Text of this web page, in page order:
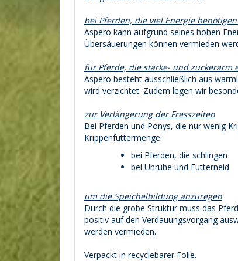
bei Pferden, die viel Energie
Aspero kann aufgrund seines hohen
Übersäuerungen können vermieden
für Pferde, die stärke- und zuckerarm
Aspero besteht ausschließlich aus
wird verzichtet. Zudem legen wir
zur Verlängerung der Fresszeiten
Bei Pferden und Ponys, die nur wenig
Krippenfuttermenge.
bei Pferden, die schlingen
bei Unruhe und Futterneid
um die Speichelbildung anzuregen
Durch die grobe Struktur muss das
positiv auf den Verdauungsvorgang
werden vermieden.
Verpackt in recyclebarer Folie.